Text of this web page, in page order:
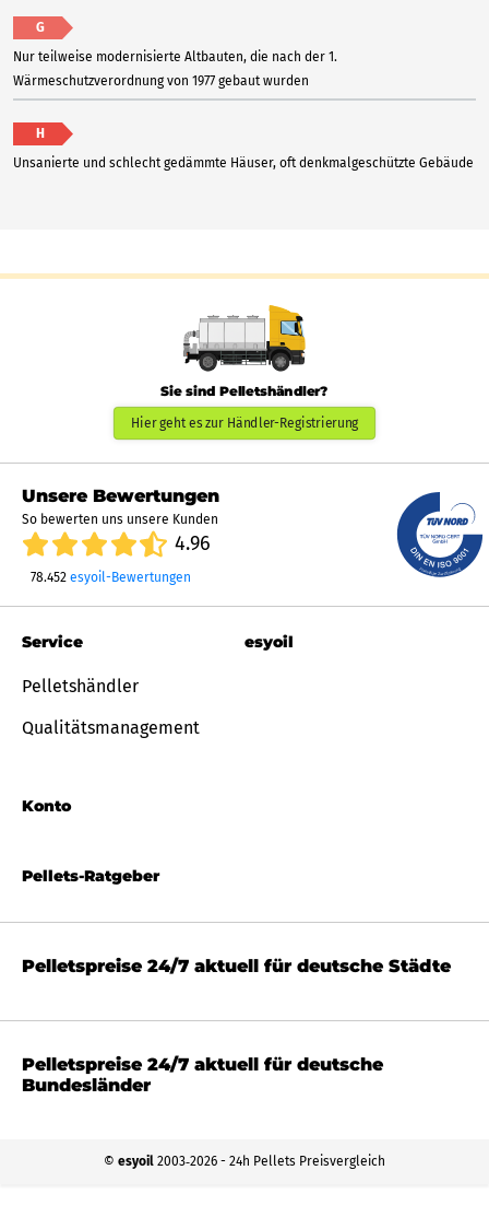
G
Nur teilweise modernisierte Altbauten, die nach der 1.
Wärmeschutzverordnung von 1977 gebaut wurden
H
Unsanierte und schlecht gedämmte Häuser, oft denkmalgeschützte Gebäude
Sie sind Pelletshändler?
Hier geht es zur Händler-Registrierung
Unsere Bewertungen
So bewerten uns unsere Kunden
4.96
78.452 esyoil-Bewertungen
Pellets-Ratgeber
Service
Pelletshändler
Qualitätsmanagement
Konto
esyoil
Pelletspreise 24/7 aktuell für deutsche Städte
Pelletspreise 24/7 aktuell für deutsche
Bundesländer
© esyoil 2003‐2026 - 24h Pellets Preisvergleich